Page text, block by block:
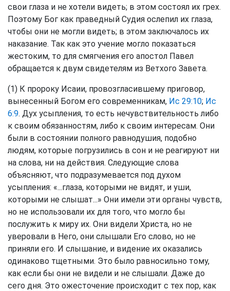
свои глаза и не хотели видеть; в этом состоял их грех.
Поэтому Бог как праведный Судия ослепил их глаза,
чтобы они не могли видеть; в этом заключалось их
наказание. Так как это учение могло показаться
жестоким, то для смягчения его апостол Павел
обращается к двум свидетелям из Ветхого Завета.
(1) К пророку Исаии, провозгласившему приговор,
вынесенный Богом его современникам, Ис 29:10; Ис
6:9. Дух усыпления, то есть нечувствительность либо
к своим обязанностям, либо к своим интересам. Они
были в состоянии полного равнодушия, подобно
людям, которые погрузились в сон и не реагируют ни
на слова, ни на действия. Следующие слова
объясняют, что подразумевается под духом
усыпления: «...глаза, которыми не видят, и уши,
которыми не слышат...» Они имели эти органы чувств,
но не использовали их для того, что могло бы
послужить к миру их. Они видели Христа, но не
уверовали в Него, они слышали Его слово, но не
приняли его. И слышание, и видение их оказались
одинаково тщетными. Это было равносильно тому,
как если бы они не видели и не слышали. Даже до
сего дня. Это ожесточение происходит с тех пор, как